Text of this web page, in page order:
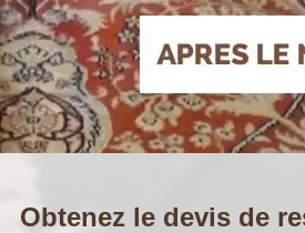
Obtenez le devis de